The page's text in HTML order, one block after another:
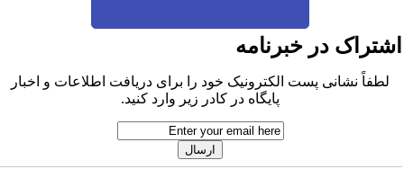
در خبرنامه
لطفاً نشانی پست الکترونیک خود را برای دریافت اطلاعات و اخبار
پایگاه در کادر زیر وارد کنید.